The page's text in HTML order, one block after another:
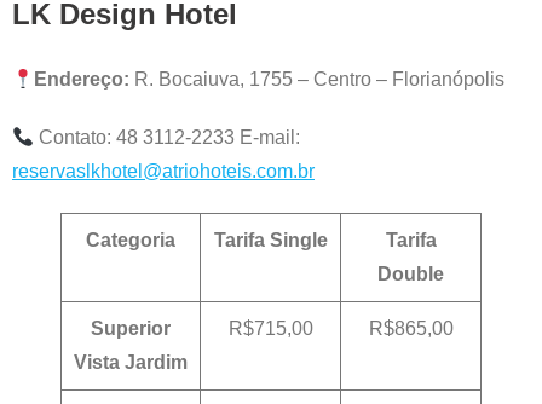
LK Design Hotel
Endereço: R. Bocaiuva, 1755 – Centro – Florianópolis
Contato: 48 3112-2233 E-mail:
reservaslkhotel@atriohoteis.com.br
Categoria Tarifa Single
Tarifa
Double
Superior
Vista Jardim
R$715,00 R$865,00